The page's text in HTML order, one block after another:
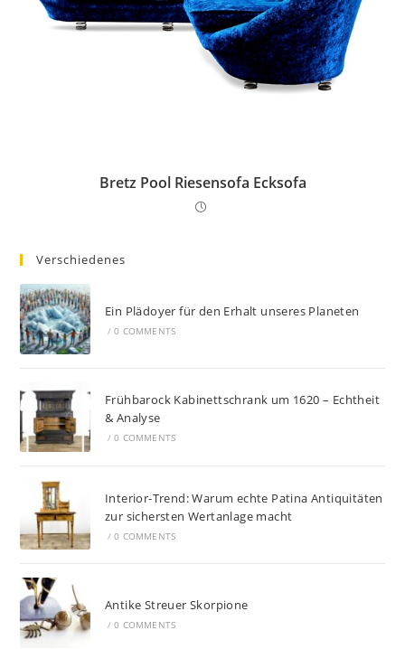
Bretz Pool Riesensofa Ecksofa
Verschiedenes
Ein Plädoyer für den Erhalt unseres Planeten
/ 0 COMMENTS
Frühbarock Kabinettschrank um 1620 – Echtheit
& Analyse
/ 0 COMMENTS
Interior-Trend: Warum echte Patina Antiquitäten
zur sichersten Wertanlage macht
/ 0 COMMENTS
Antike Streuer Skorpione
/ 0 COMMENTS